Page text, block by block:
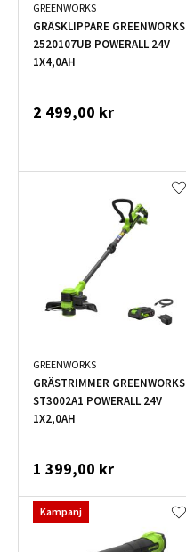
GREENWORKS
GRÄSKLIPPARE GREENWORKS
2520107UB POWERALL 24V
1X4,0AH
2 499,00 kr
GREENWORKS
GRÄSTRIMMER GREENWORKS
ST3002A1 POWERALL 24V
1X2,0AH
1 399,00 kr
Kampanj